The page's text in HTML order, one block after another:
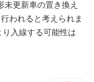
更新車の置き換え
われると考えられま
入線する可能性は